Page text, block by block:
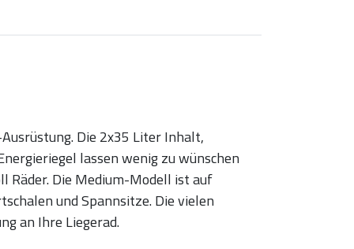
Die 2x35 Liter Inhalt,
lassen wenig zu wünschen
Räder. Die Medium-Modell ist auf
und Spannsitze. Die vielen
an Ihre Liegerad.